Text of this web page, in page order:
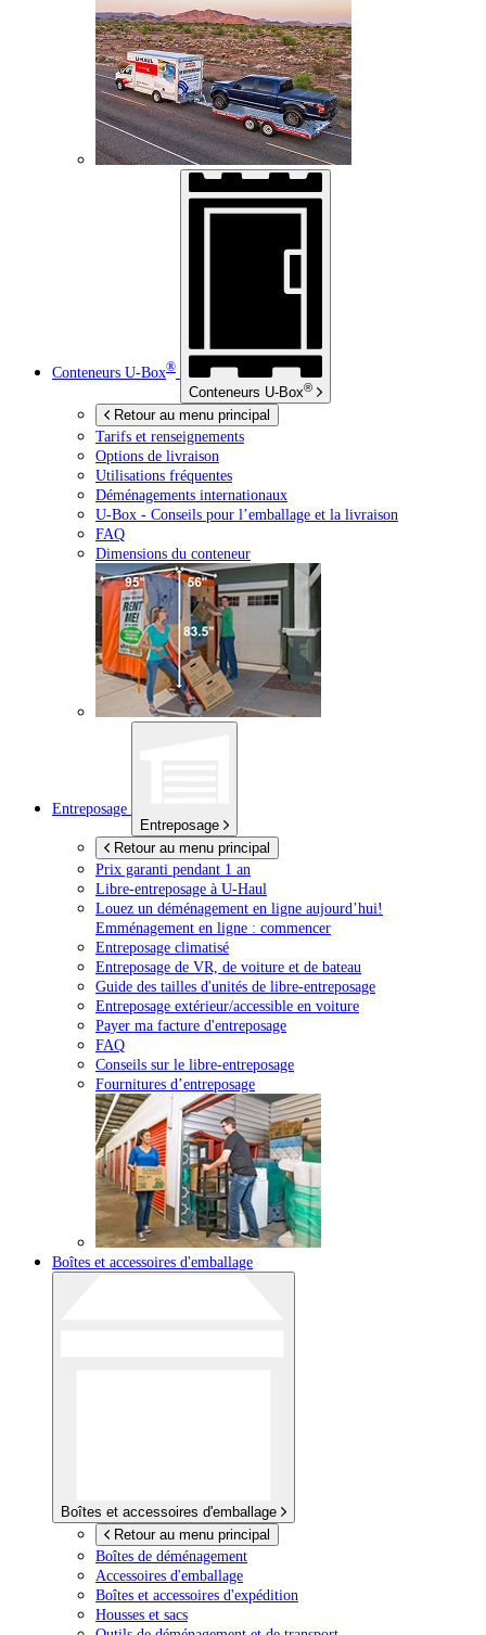
Conteneurs U-Box®
Conteneurs U-Box®
Retour au menu principal
Tarifs et renseignements
Options de livraison
Utilisations fréquentes
Déménagements internationaux
U-Box - Conseils pour l’emballage et la livraison
FAQ
Dimensions du conteneur
Entreposage
Entreposage
Retour au menu principal
Prix garanti pendant 1 an
Libre-entreposage à U-Haul
Louez un déménagement en ligne aujourd’hui!
Emménagement en ligne : commencer
Entreposage climatisé
Entreposage de VR, de voiture et de bateau
Guide des tailles d'unités de libre-entreposage
Entreposage extérieur/accessible en voiture
Payer ma facture d'entreposage
FAQ
Conseils sur le libre-entreposage
Fournitures d’entreposage
Boîtes et accessoires d'emballage
Boîtes et accessoires d'emballage
Retour au menu principal
Boîtes de déménagement
Accessoires d'emballage
Boîtes et accessoires d'expédition
Housses et sacs